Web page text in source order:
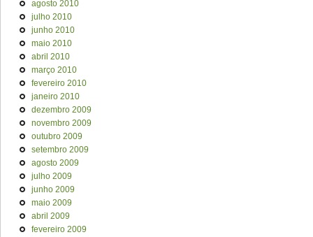
agosto 2010
julho 2010
junho 2010
maio 2010
abril 2010
março 2010
fevereiro 2010
janeiro 2010
dezembro 2009
novembro 2009
outubro 2009
setembro 2009
agosto 2009
julho 2009
junho 2009
maio 2009
abril 2009
fevereiro 2009